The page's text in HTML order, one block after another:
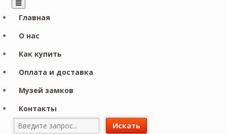
Главная
О нас
Как купить
Оплата и доставка
Музей замков
Контакты